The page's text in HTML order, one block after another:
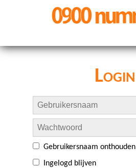
Login
Gebruikersnaam onthouden
Ingelogd blijven